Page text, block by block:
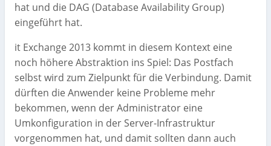
hat und die DAG (Database Availability Group)
eingeführt hat.
it Exchange 2013 kommt in diesem Kontext eine
noch höhere Abstraktion ins Spiel: Das Postfach
selbst wird zum Zielpunkt für die Verbindung. Damit
dürften die Anwender keine Probleme mehr
bekommen, wenn der Administrator eine
Umkonfiguration in der Server-Infrastruktur
vorgenommen hat, und damit sollten dann auch